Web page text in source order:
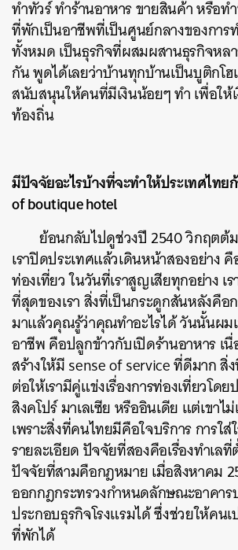
ทำทัวร์ ทำร้านอาหาร ขายสินค้า หรือท
ที่พักเป็นอาชีพที่เป็นศูนย์กลางของการ
ทั้งหมด เป็นธุรกิจที่ผสมผสานธุรกิจหลา
กัน พูดได้เลยว่าบ้านทุกบ้านเป็นบูติกโ
สนับสนุนให้คนที่มีเงินน้อยๆ ทำ เพื่อให้
ท้องถิ่น
มีปัจจัยอะไรบ้างที่จะทำให้ประเทศไทย
of boutique hotel
ย้อนกลับไปดูช่วงปี 2540 วิกฤตต้ม
เราปิดประเทศแล้วเดินหน้าสองอย่าง
ท่องเที่ยว ในวันที่เราสูญเสียทุกอย่าง เ
ที่สุดของเรา สิ่งที่เป็นกระดูกสันหลังคื
มาแล้วคุณรู้ว่าคุณทำอะไรได้ วันนั้นผม
อาชีพ คือปลูกข้าวกับเปิดร้านอาหาร เ
สร้างให้มี sense of service ที่ดีมาก สิ่
ต่อให้เรามีคู่แข่งเรื่องการท่องเที่ยวโดย
สิงคโปร์ มาเลเซีย หรืออินเดีย แต่เขาไ
เพราะสิ่งที่คนไทยมีคือใจบริการ การใส่
รายละเอียด ปัจจัยที่สองคือเรื่องทำเล
ปัจจัยที่สามคือกฎหมาย เมื่อสิงหาคม
ออกกฎกระทรวงกําหนดลักษณะอาคาร
ประกอบธุรกิจโรงแรมได้ ซึ่งช่วยให้คน
ที่พักได้